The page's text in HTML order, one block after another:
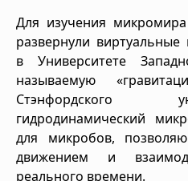
Для изучения
развернули
в Университете
называемую
Стэнфордского
гидродинамический
для микробов,
движением и
реального времени.